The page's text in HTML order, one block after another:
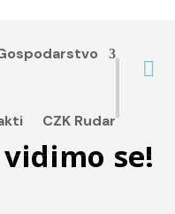
CZK Rudar

se!